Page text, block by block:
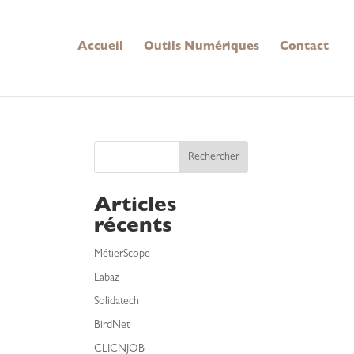
Accueil Outils Numériques Contact
Rechercher
Articles
récents
MétierScope
Labaz
Solidatech
BirdNet
CLICNJOB